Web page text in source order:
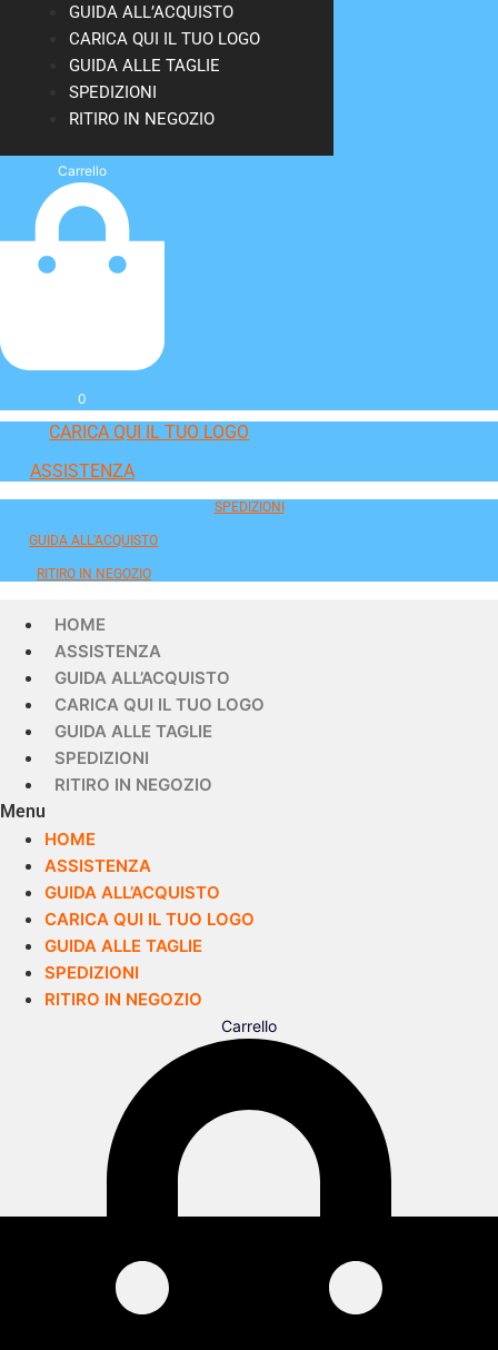
GUIDA ALL’ACQUISTO
CARICA QUI IL TUO LOGO
GUIDA ALLE TAGLIE
SPEDIZIONI
RITIRO IN NEGOZIO
Carrello
0
CARICA QUI IL TUO LOGO
ASSISTENZA
SPEDIZIONI
GUIDA ALL'ACQUISTO
RITIRO IN NEGOZIO
HOME
ASSISTENZA
GUIDA ALL’ACQUISTO
CARICA QUI IL TUO LOGO
GUIDA ALLE TAGLIE
SPEDIZIONI
RITIRO IN NEGOZIO
Menu
HOME
ASSISTENZA
GUIDA ALL’ACQUISTO
CARICA QUI IL TUO LOGO
GUIDA ALLE TAGLIE
SPEDIZIONI
RITIRO IN NEGOZIO
Carrello